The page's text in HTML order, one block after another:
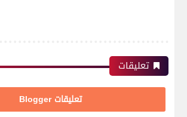
تعليقات
تعليقات Blogger